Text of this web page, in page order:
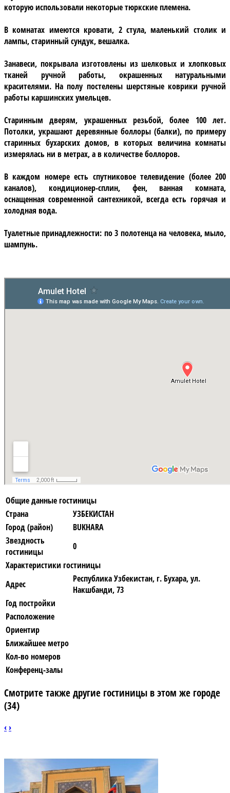
которую использовали некоторые тюркские племена.
В комнатах имеются кровати, 2 стула, маленький столик и
лампы, старинный сундук, вешалка.
Занавеси, покрывала изготовлены из шелковых и хлопковых
тканей ручной работы, окрашенных натуральными
красителями. На полу постелены шерстяные коврики ручной
работы каршинских умельцев.
Старинным дверям, украшенных резьбой, более 100 лет.
Потолки, украшают деревянные боллоры (балки), по примеру
старинных бухарских домов, в которых величина комнаты
измерялась ни в метрах, а в количестве боллоров.
В каждом номере есть спутниковое телевидение (более 200
каналов), кондиционер-сплин, фен, ванная комната,
оснащенная современной сантехникой, всегда есть горячая и
холодная вода.
Туалетные принадлежности: по 3 полотенца на человека, мыло,
шампунь.
Общие данные гостиницы
Страна
УЗБЕКИСТАН
Город (район)
BUKHARA
Звездность
гостиницы
0
Характеристики гостиницы
Адрес
Республика Узбекистан, г. Бухара, ул.
Накшбанди, 73
Год постройки
Расположение
Ориентир
Ближайшее метро
Кол-во номеров
Конференц-залы
Смотрите также другие гостиницы в этом же городе
(34)
‹›